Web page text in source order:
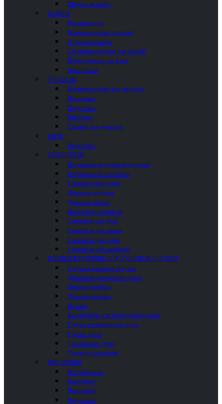
Шторки на ванну
ВАННЫ
Встраиваемые
Комплектующие для ванн
Отдельностоящие
Столики и полочки для ванной
Подголовники для ванн
Пристенные
УНИТАЗЫ
Комплектующие для унитазов
Напольные
Подвесные
Писсуары
Сиденья для унитазов
БИДЕ
Подвесные
СМЕСИТЕЛИ
Встраиваемые душевые системы
Встраиваемые смесители
Гигиенические души
Душевые системы
Душевые панели
Напольные смесители
Смесители для биде
Смесители для ванны
Смесители для душа
Смесители для раковины
КОМПЛЕКТУЮЩИЕ ДЛЯ ДУШЕВЫХ СИСТЕМ
Гидромассажные форсунки
Держатели для ручного душа
Душевые наборы
Душевые шланги
Изливы
Кронштейны для тропического душа
Ручные гигиенические души
Ручные души
Тропические души
Угловые соединения
РАКОВИНЫ
Встраиваемые
Накладные
Напольные
Подвесные